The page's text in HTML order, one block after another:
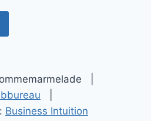
|
Business Intuition